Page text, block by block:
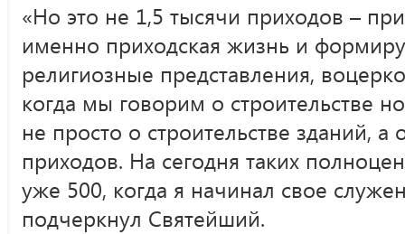
«Но это не 1,5 тысячи приходов –
именно приходская жизнь и
религиозные представления,
когда мы говорим о строительстве
не просто о строительстве зданий,
приходов. На сегодня таких
уже 500, когда я начинал свое
подчеркнул Святейший.